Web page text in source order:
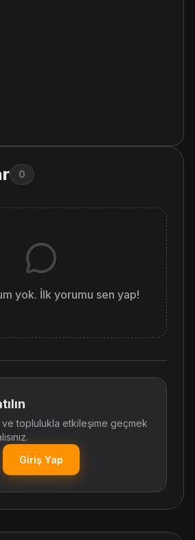
0
yok. İlk yorumu sen yap!
ve toplulukla etkileşime geçmek
Giriş Yap